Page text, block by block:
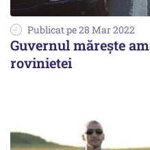
Publicat pe 28 Mar 2022
Guvernul mărește
rovinietei